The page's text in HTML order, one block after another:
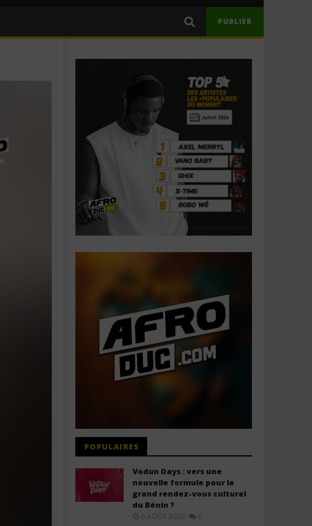
PUBLIER
POPULAIRES
Vodun Days : vers une
nouvelle formule pour le
grand rendez-vous culturel
du Bénin ?
6 AOÛT 2026 0